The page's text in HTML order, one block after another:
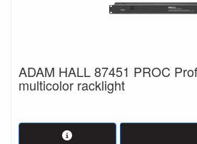
ADAM HALL 87451 PROC
multicolor racklight